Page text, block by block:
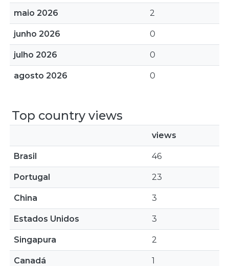
maio 2026 2
junho 2026 0
julho 2026 0
agosto 2026 0
Top country views
views
Brasil 46
Portugal 23
China 3
Estados Unidos 3
Singapura 2
Canadá 1